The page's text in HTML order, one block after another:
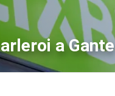
a Gante